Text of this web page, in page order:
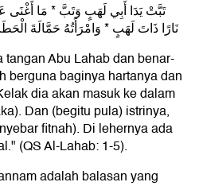
تَبَّتْ يَدَا أَبِي لَهَبٍ وَتَبَّ * مَا
نَارًا ذَاتَ لَهَبٍ * وَامْرَأَتُهُ حَمَّالَةَ
Abu Lahab dan benar-
berguna baginya hartanya dan
dia akan masuk ke dalam
Dan (begitu pula) istrinya,
fitnah). Di lehernya ada
(QS Al-Lahab: 1-5).
adalah balasan yang